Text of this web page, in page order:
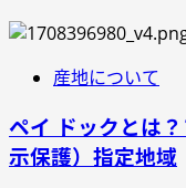
産地について
ペイ ドックとは
示保護）指定地域